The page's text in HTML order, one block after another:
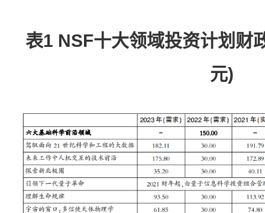
表1 NSF十大领域投资计划财
元)